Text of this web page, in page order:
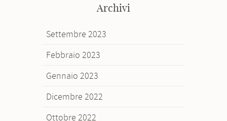
Archivi
Settembre 2023
Febbraio 2023
Gennaio 2023
Dicembre 2022
Ottobre 2022